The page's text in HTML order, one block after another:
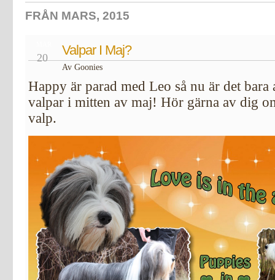
FRÅN MARS, 2015
20 Valpar I Maj?
Av Goonies
Happy är parad med Leo så nu är det
valpar i mitten av maj! Hör gärna av dig
valp.